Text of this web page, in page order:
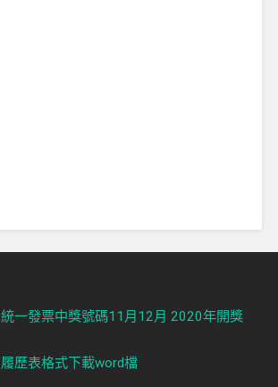
統一發票中獎號碼11月12月 2020年開獎
履歷表格式下載word檔